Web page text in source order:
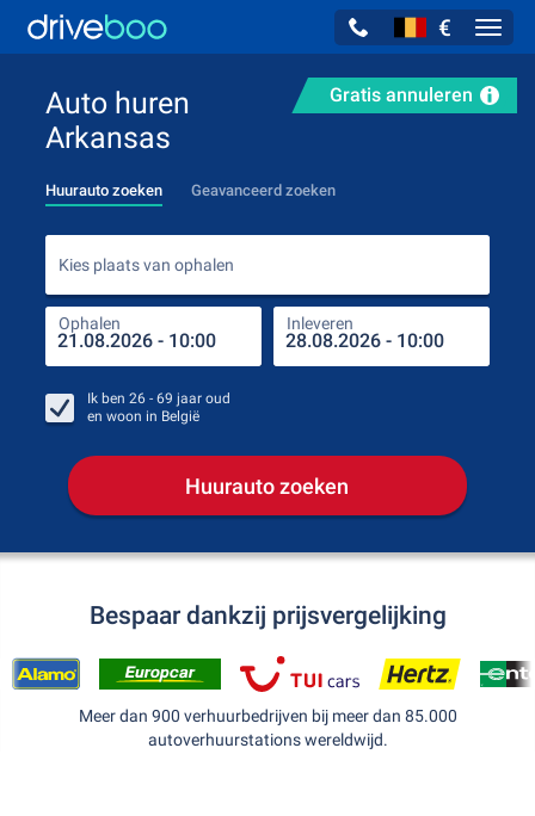
€
Gratis annuleren
Auto huren
Arkansas
Huurauto zoeken Geavanceerd zoeken
Kies plaats van ophalen
Ophalen Inleveren
Ik ben 26 - 69 jaar oud
en woon in België
Huurauto zoeken
Bespaar dankzij prijsvergelijking
Meer dan 900 verhuurbedrijven bij meer dan 85.000
autoverhuurstations wereldwijd.